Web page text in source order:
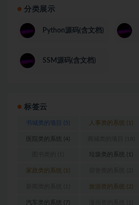
分类展示
Python源码(含文档)
SSM源码(含文档)
标签云
书城类的项目 (5) 人事类的系统 (1)
医院类的系统 (4)
垃圾类的系统 (1)
家政类的系统 (1)
旅游类的系统 (2)
汽车类的系统 (7)